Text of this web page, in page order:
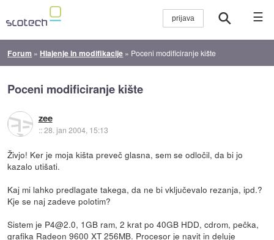
☰
Forum » Hlajenje in modifikacije » Poceni modificiranje kište
Poceni modificiranje kište
zee
::28. jan 2004, 15:13
Živjo! Ker je moja kišta preveč glasna, sem se odločil, da bi jo
kazalo utišati.
Kaj mi lahko predlagate takega, da ne bi vključevalo rezanja, ipd.?
Kje se naj zadeve polotim?
Sistem je P4@2.0, 1GB ram, 2 krat po 40GB HDD, cdrom, pečka,
grafika Radeon 9600 XT 256MB. Procesor je navit in deluje